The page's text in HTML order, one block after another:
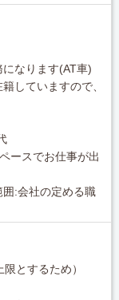
になります(AT車)
していますので、
ースでお仕事が出
:会社の定める職
とするため）